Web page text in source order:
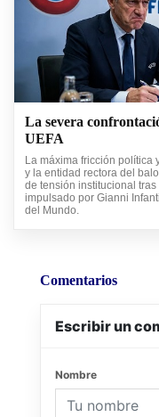
La severa
UEFA
La máxima fricción política
y la entidad rectora del
de tensión institucional
impulsado por Gianni
del Mundo.
Comentarios
Escribir un
Nombre